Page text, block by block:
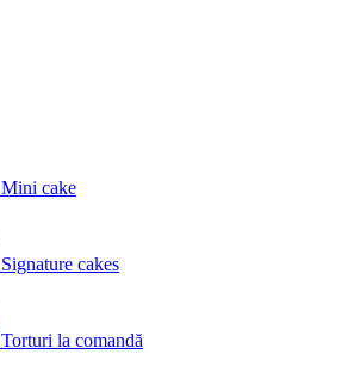
Mini cake
Signature cakes
Torturi la comandă